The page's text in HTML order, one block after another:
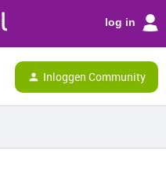
log in
Inloggen Community